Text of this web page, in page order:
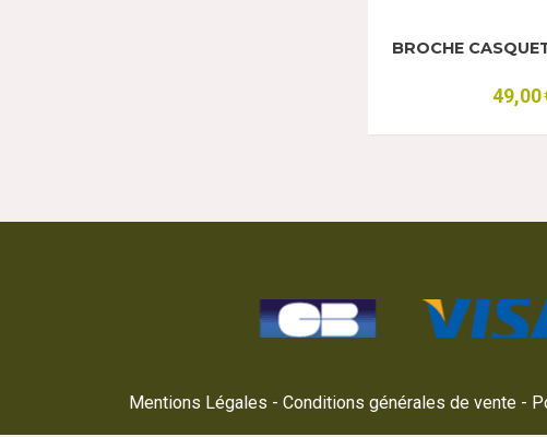
BROCHE
49,00
Mentions Légales Conditions générales de vente